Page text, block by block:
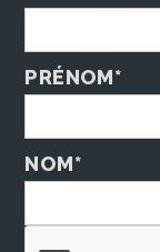
PRÉNOM*
NOM*